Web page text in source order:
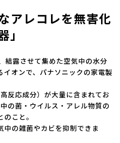
アレコレを無害化
」
結露させて集めた空気中の水分
イオンで、パナソニックの家電製
反応成分）が大量に含まれてお
の菌・ウイルス・アレル物質の
こと。
中の雑菌やカビを抑制できま